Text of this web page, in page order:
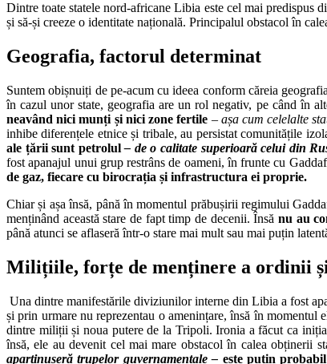
Dintre toate statele nord-africane Libia este cel mai predispus
și să-și creeze o identitate națională. Principalul obstacol în
Geografia, factorul determinat
Suntem obișnuiți de pe-acum cu ideea conform căreia
în cazul unor state, geografia are un rol negativ, pe când în
neavând nici munți și nici zone fertile – așa cum celelalte
inhibe diferențele etnice și tribale, au persistat comunitățile
ale țării sunt petrolul– de o calitate superioară celui din
fost apanajul unui grup restrâns de oameni, în frunte cu
de gaz, fiecare cu birocrația și infrastructura ei proprie.
Chiar și așa însă, până în momentul prăbușirii regimului
menținând această stare de fapt timp de decenii. Însănu au
până atunci se aflaseră într-o stare mai mult sau mai puțin
Milițiile, forțe de menținere a ordinii
Una dintre manifestările diviziunilor interne din Libia a fost
și prin urmare nu reprezentau o amenințare, însă în
dintre miliții și noua putere de la Tripoli. Ironia a făcut ca
însă, ele au devenit cel mai mare obstacol în calea
aparținuseră trupelor guvernamentale – este puțin